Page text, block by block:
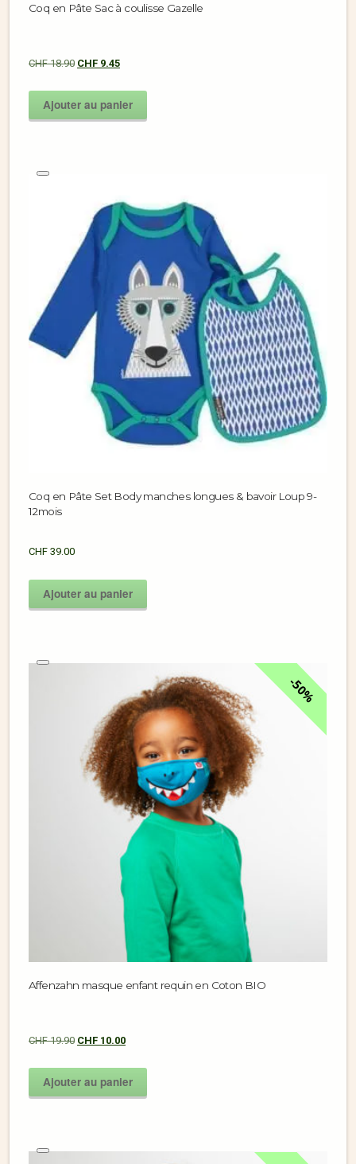
Coq en Pâte Sac à coulisse Gazelle
CHF18.90 CHF 9.45
Ajouter au panier
Coq en Pâte Set Body manches longues & bavoir Loup 9-
12mois
CHF 39.00
Ajouter au panier
50%
Affenzahn masque enfant requin en Coton BIO
CHF19.90 CHF 10.00
Ajouter au panier